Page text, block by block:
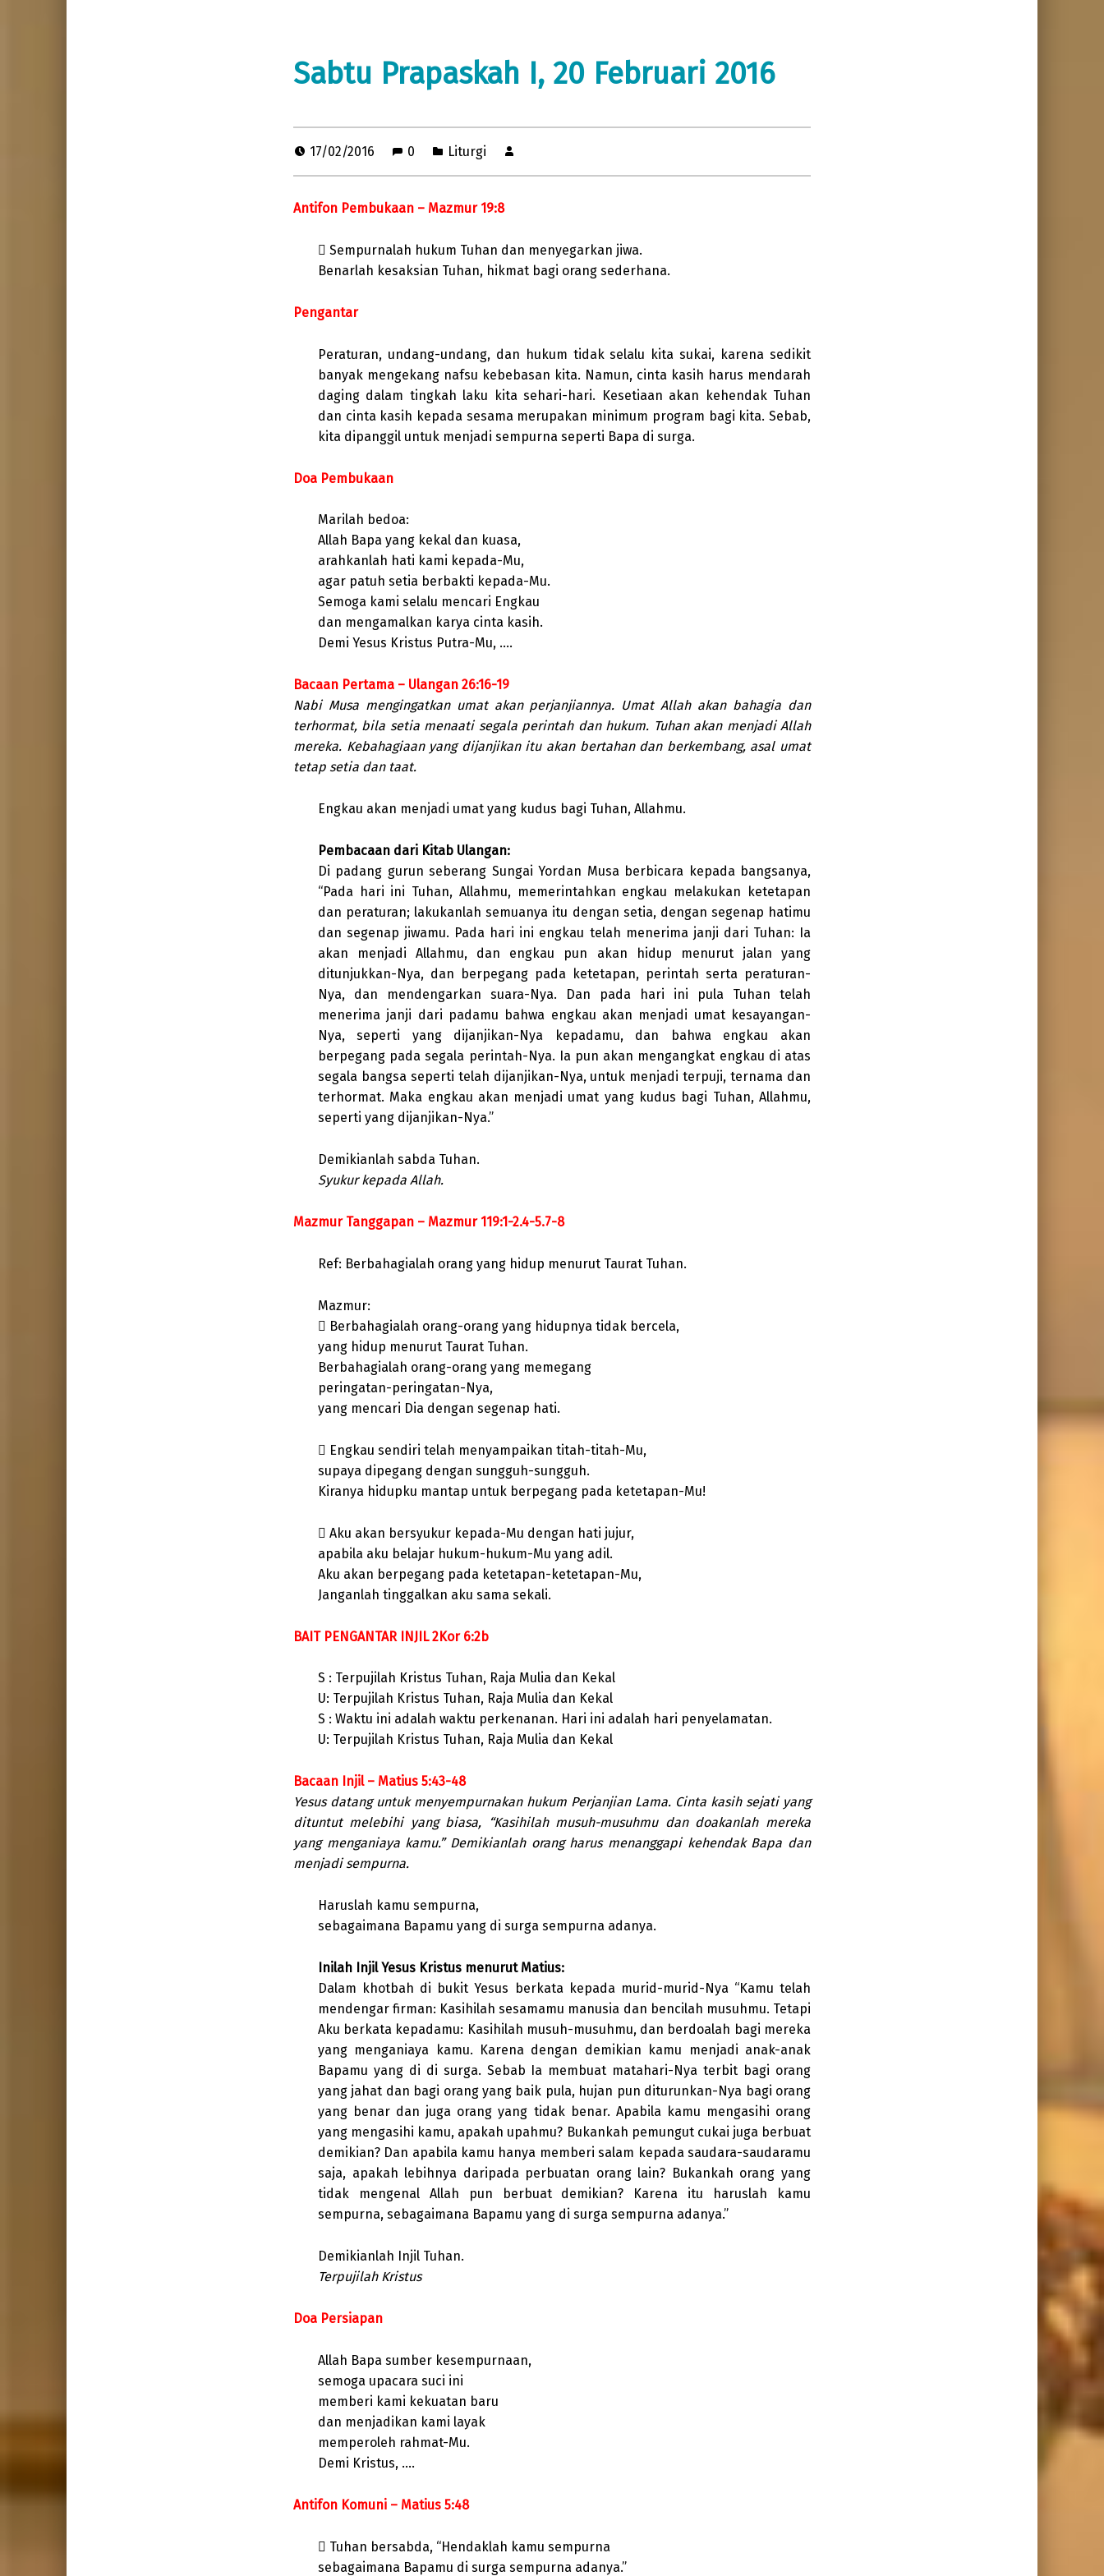
Sabtu Prapaskah I, 20 Februari 2016
17/02/2016 0 Liturgi
Antifon Pembukaan – Mazmur 19:8
 Sempurnalah hukum Tuhan dan menyegarkan jiwa.
Benarlah kesaksian Tuhan, hikmat bagi orang sederhana.
Pengantar
Peraturan, undang-undang, dan hukum tidak selalu kita sukai, karena sedikit
banyak mengekang nafsu kebebasan kita. Namun, cinta kasih harus mendarah
daging dalam tingkah laku kita sehari-hari. Kesetiaan akan kehendak Tuhan
dan cinta kasih kepada sesama merupakan minimum program bagi kita. Sebab,
kita dipanggil untuk menjadi sempurna seperti Bapa di surga.
Doa Pembukaan
Marilah bedoa:
Allah Bapa yang kekal dan kuasa,
arahkanlah hati kami kepada-Mu,
agar patuh setia berbakti kepada-Mu.
Semoga kami selalu mencari Engkau
dan mengamalkan karya cinta kasih.
Demi Yesus Kristus Putra-Mu, ….
Bacaan Pertama – Ulangan 26:16-19
Nabi Musa mengingatkan umat akan perjanjiannya. Umat Allah akan bahagia dan
terhormat, bila setia menaati segala perintah dan hukum. Tuhan akan menjadi Allah
mereka. Kebahagiaan yang dijanjikan itu akan bertahan dan berkembang, asal umat
tetap setia dan taat.
Engkau akan menjadi umat yang kudus bagi Tuhan, Allahmu.
Pembacaan dari Kitab Ulangan:
Di padang gurun seberang Sungai Yordan Musa berbicara kepada bangsanya,
“Pada hari ini Tuhan, Allahmu, memerintahkan engkau melakukan ketetapan
dan peraturan; lakukanlah semuanya itu dengan setia, dengan segenap hatimu
dan segenap jiwamu. Pada hari ini engkau telah menerima janji dari Tuhan: Ia
akan menjadi Allahmu, dan engkau pun akan hidup menurut jalan yang
ditunjukkan-Nya, dan berpegang pada ketetapan, perintah serta peraturan-
Nya, dan mendengarkan suara-Nya. Dan pada hari ini pula Tuhan telah
menerima janji dari padamu bahwa engkau akan menjadi umat kesayangan-
Nya, seperti yang dijanjikan-Nya kepadamu, dan bahwa engkau akan
berpegang pada segala perintah-Nya. Ia pun akan mengangkat engkau di atas
segala bangsa seperti telah dijanjikan-Nya, untuk menjadi terpuji, ternama dan
terhormat. Maka engkau akan menjadi umat yang kudus bagi Tuhan, Allahmu,
seperti yang dijanjikan-Nya.”
Demikianlah sabda Tuhan.
Syukur kepada Allah.
Mazmur Tanggapan – Mazmur 119:1-2.4-5.7-8
Ref: Berbahagialah orang yang hidup menurut Taurat Tuhan.
Mazmur:
 Berbahagialah orang-orang yang hidupnya tidak bercela,
yang hidup menurut Taurat Tuhan.
Berbahagialah orang-orang yang memegang
peringatan-peringatan-Nya,
yang mencari Dia dengan segenap hati.
 Engkau sendiri telah menyampaikan titah-titah-Mu,
supaya dipegang dengan sungguh-sungguh.
Kiranya hidupku mantap untuk berpegang pada ketetapan-Mu!
 Aku akan bersyukur kepada-Mu dengan hati jujur,
apabila aku belajar hukum-hukum-Mu yang adil.
Aku akan berpegang pada ketetapan-ketetapan-Mu,
Janganlah tinggalkan aku sama sekali.
BAIT PENGANTAR INJIL 2Kor 6:2b
S : Terpujilah Kristus Tuhan, Raja Mulia dan Kekal
U: Terpujilah Kristus Tuhan, Raja Mulia dan Kekal
S : Waktu ini adalah waktu perkenanan. Hari ini adalah hari penyelamatan.
U: Terpujilah Kristus Tuhan, Raja Mulia dan Kekal
Bacaan Injil – Matius 5:43-48
Yesus datang untuk menyempurnakan hukum Perjanjian Lama. Cinta kasih sejati yang
dituntut melebihi yang biasa, “Kasihilah musuh-musuhmu dan doakanlah mereka
yang menganiaya kamu.” Demikianlah orang harus menanggapi kehendak Bapa dan
menjadi sempurna.
Haruslah kamu sempurna,
sebagaimana Bapamu yang di surga sempurna adanya.
Inilah Injil Yesus Kristus menurut Matius:
Dalam khotbah di bukit Yesus berkata kepada murid-murid-Nya “Kamu telah
mendengar firman: Kasihilah sesamamu manusia dan bencilah musuhmu. Tetapi
Aku berkata kepadamu: Kasihilah musuh-musuhmu, dan berdoalah bagi mereka
yang menganiaya kamu. Karena dengan demikian kamu menjadi anak-anak
Bapamu yang di di surga. Sebab Ia membuat matahari-Nya terbit bagi orang
yang jahat dan bagi orang yang baik pula, hujan pun diturunkan-Nya bagi orang
yang benar dan juga orang yang tidak benar. Apabila kamu mengasihi orang
yang mengasihi kamu, apakah upahmu? Bukankah pemungut cukai juga berbuat
demikian? Dan apabila kamu hanya memberi salam kepada saudara-saudaramu
saja, apakah lebihnya daripada perbuatan orang lain? Bukankah orang yang
tidak mengenal Allah pun berbuat demikian? Karena itu haruslah kamu
sempurna, sebagaimana Bapamu yang di surga sempurna adanya.”
Demikianlah Injil Tuhan.
Terpujilah Kristus
Doa Persiapan
Allah Bapa sumber kesempurnaan,
semoga upacara suci ini
memberi kami kekuatan baru
dan menjadikan kami layak
memperoleh rahmat-Mu.
Demi Kristus, ….
Antifon Komuni – Matius 5:48
 Tuhan bersabda, “Hendaklah kamu sempurna
sebagaimana Bapamu di surga sempurna adanya.”